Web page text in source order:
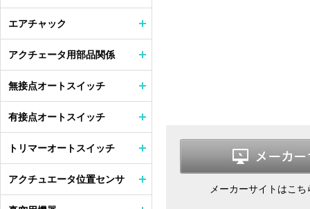
メーカーサイトはこ
エアチャック
アクチェータ用部品関係
無接点オートスイッチ
有接点オートスイッチ
トリマーオートスイッチ
アクチュエータ位置センサ